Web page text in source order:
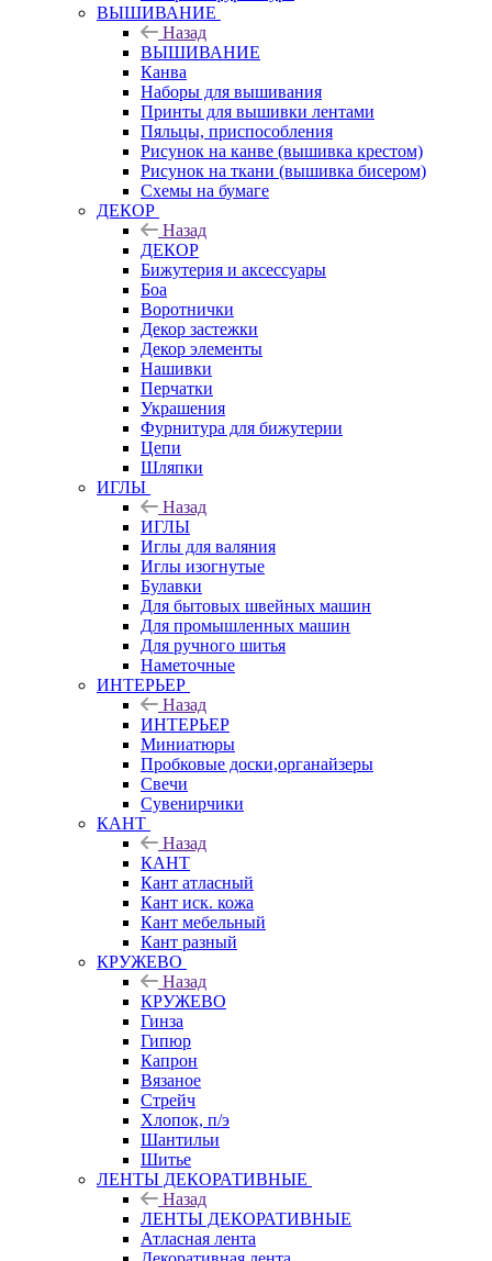
ВЫШИВАНИЕ
Назад
ВЫШИВАНИЕ
Канва
Наборы для вышивания
Принты для вышивки лентами
Пяльцы, приспособления
Рисунок на канве (вышивка крестом)
Рисунок на ткани (вышивка бисером)
Схемы на бумаге
ДЕКОР
Назад
ДЕКОР
Бижутерия и аксессуары
Боа
Воротнички
Декор застежки
Декор элементы
Нашивки
Перчатки
Украшения
Фурнитура для бижутерии
Цепи
Шляпки
ИГЛЫ
Назад
ИГЛЫ
Иглы для валяния
Иглы изогнутые
Булавки
Для бытовых швейных машин
Для промышленных машин
Для ручного шитья
Наметочные
ИНТЕРЬЕР
Назад
ИНТЕРЬЕР
Миниатюры
Пробковые доски,органайзеры
Свечи
Сувенирчики
КАНТ
Назад
КАНТ
Кант атласный
Кант иск. кожа
Кант мебельный
Кант разный
КРУЖЕВО
Назад
КРУЖЕВО
Гинза
Гипюр
Капрон
Вязаное
Стрейч
Хлопок, п/э
Шантильи
Шитье
ЛЕНТЫ ДЕКОРАТИВНЫЕ
Назад
ЛЕНТЫ ДЕКОРАТИВНЫЕ
Атласная лента